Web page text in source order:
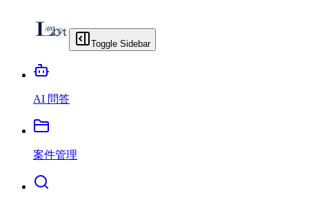
Toggle Sidebar
AI 問答
案件管理